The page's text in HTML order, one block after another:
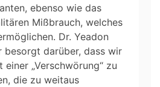
ebenso wie das
Mißbrauch, welches
Dr. Yeadon
besorgt darüber, dass wir
„Verschwörung“ zu
die zu weitaus